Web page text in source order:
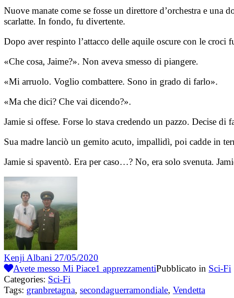
Nuove manate come se fosse un direttore d’orchestra e una
scarlatte. In fondo, fu divertente.
Dopo aver respinto l’attacco delle aquile oscure con le
«Che cosa, Jaime?». Non aveva smesso di piangere.
«Mi arruolo. Voglio combattere. Sono in grado di farlo».
«Ma che dici? Che vai dicendo?».
Jamie si offese. Forse lo stava credendo un pazzo. Decise di
Sua madre lanciò un gemito acuto, impallidì, poi cadde in
Jamie si spaventò. Era per caso…? No, era solo svenuta.
Kenji Albani 27/05/2020
Avete messo Mi Piace1 apprezzamentiPubblicato in Sci-Fi
Categories: Sci-Fi
Tags: granbretagna, secondaguerramondiale, Vendetta